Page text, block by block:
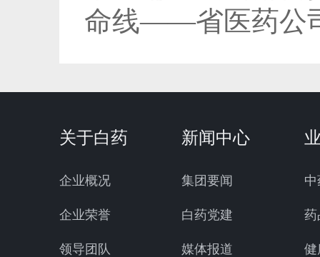
命线——省医药公
关于白药
企业概况
企业荣誉
领导团队
新闻中心
集团要闻
白药党建
媒体报道
药
健